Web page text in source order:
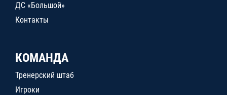
ДС «Большой»
Контакты
КОМАНДА
Тренерский штаб
Игроки